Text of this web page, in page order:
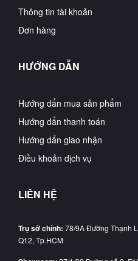
Thông tin tài khoản
Đơn hàng
HƯỚNG DẪN
Hướng dẩn mua sản phẩm
Hướng dẩn thanh toán
Hướng dẩn giao nhận
Điều khoản dịch vụ
LIÊN HỆ
Trụ sở chính: 78/9A Đường Thạnh
Q12, Tp.HCM